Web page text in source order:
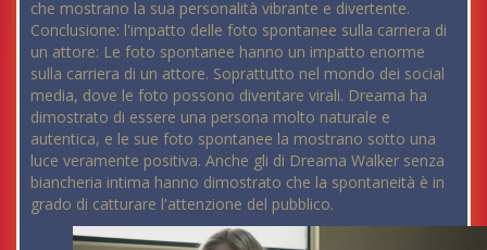
che mostrano la sua personalità vibrante e divertente.
Conclusione: l'impatto delle foto spontanee sulla carriera di
un attore: Le foto spontanee hanno un impatto enorme
sulla carriera di un attore. Soprattutto nel mondo dei social
media, dove le foto possono diventare virali. Dreama ha
dimostrato di essere una persona molto naturale e
autentica, e le sue foto spontanee la mostrano sotto una
luce veramente positiva. Anche gli di Dreama Walker senza
biancheria intima hanno dimostrato che la spontaneità è in
grado di catturare l'attenzione del pubblico.